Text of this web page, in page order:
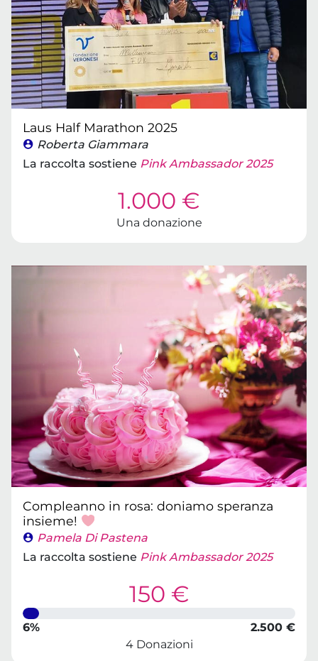
Laus Half Marathon 2025
Roberta Giammara
La raccolta sostiene Pink Ambassador 2025
1.000 €
Una donazione
Compleanno in rosa: doniamo speranza
insieme!
Pamela Di Pastena
La raccolta sostiene Pink Ambassador 2025
150 €
6%
2.500 €
4 Donazioni